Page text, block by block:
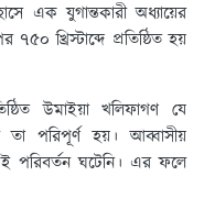
এক যুগান্তকারী অধ্যায়ের
খ্রিস্টাব্দে প্রতিষ্ঠিত হয়
উমাইয়া খলিফাগণ যে
পরিপূর্ণ হয়। আব্বাসীয়
পরিবর্তন ঘটেনি। এর ফলে